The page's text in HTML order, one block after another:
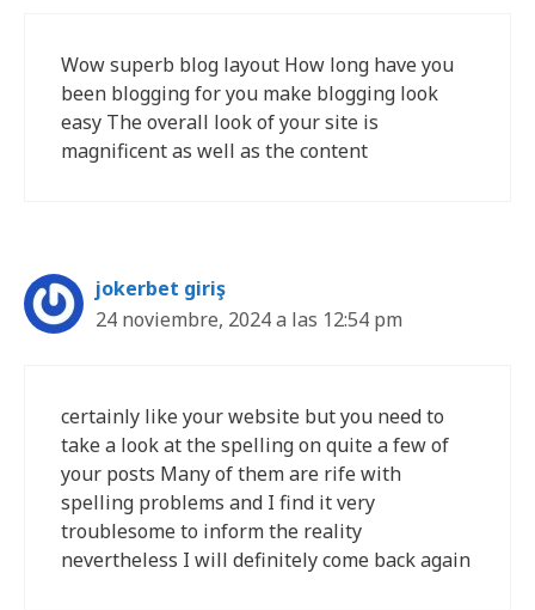
Wow superb blog layout How long have you
been blogging for you make blogging look
easy The overall look of your site is
magnificent as well as the content
jokerbet giriş
24 noviembre, 2024 a las 12:54 pm
certainly like your website but you need to
take a look at the spelling on quite a few of
your posts Many of them are rife with
spelling problems and I find it very
troublesome to inform the reality
nevertheless I will definitely come back again